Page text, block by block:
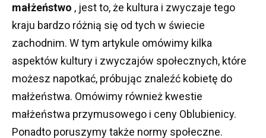
małżeństwo , jest to, że kultura i zwyczaje tego
kraju bardzo różnią się od tych w świecie
zachodnim. W tym artykule omówimy kilka
aspektów kultury i zwyczajów społecznych, które
możesz napotkać, próbując znaleźć kobietę do
małżeństwa. Omówimy również kwestie
małżeństwa przymusowego i ceny Oblubienicy.
Ponadto poruszymy także normy społeczne.